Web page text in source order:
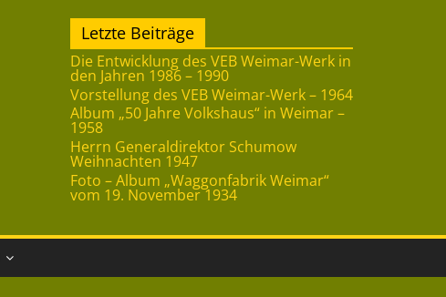
Letzte Beiträge
Die Entwicklung des VEB Weimar-Werk in
den Jahren 1986 – 1990
Vorstellung des VEB Weimar-Werk – 1964
Album „50 Jahre Volkshaus“ in Weimar –
1958
Herrn Generaldirektor Schumow
Weihnachten 1947
Foto – Album „Waggonfabrik Weimar“
vom 19. November 1934